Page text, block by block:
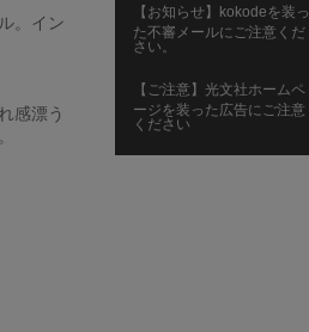
。イン
感漂う
【お知らせ】kokodeを装っ
た不審メールにご注意くだ
さい。
【ご注意】光文社ホームペ
ージを装った広告にご注意
ください